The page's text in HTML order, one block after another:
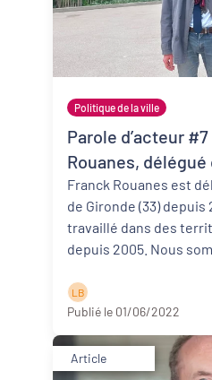
Politique de la ville
Parole d’acteur
Rouanes, délégué
Gironde (33)
Franck Rouanes est
de Gironde (33) depuis
travaillé dans des
depuis 2005. Nous
L B
Publié le 01/06/2022
Article